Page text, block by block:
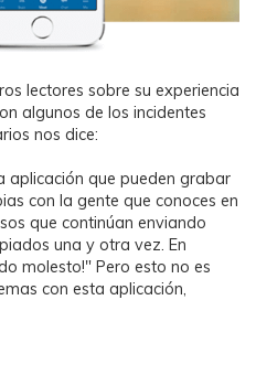
lectores sobre su experiencia
algunos de los incidentes
nos dice:󠀲󠀩󠀩󠀢󠀠󠀡󠀡󠀡󠀳󠀰
aplicación que pueden grabar
con la gente que conoces en
que continúan enviando
una y otra vez. En
molesto!" Pero esto no es
con esta aplicación,